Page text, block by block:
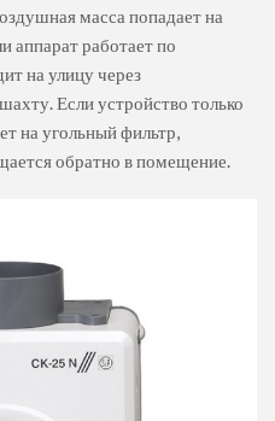
масса попадает на
аппарат работает по
на улицу через
Если устройство только
на угольный фильтр,
обратно в помещение.